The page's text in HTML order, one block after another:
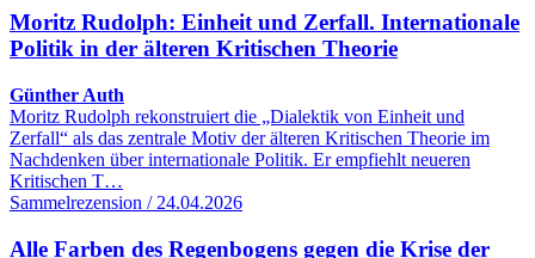
Moritz Rudolph: Einheit und Zerfall. Internationale
Politik in der älteren Kritischen Theorie
Günther Auth
Moritz Rudolph rekonstruiert die „Dialektik von Einheit und
Zerfall“ als das zentrale Motiv der älteren Kritischen Theorie im
Nachdenken über internationale Politik. Er empfiehlt neueren
Kritischen T…
Sammelrezension / 24.04.2026
Alle Farben des Regenbogens gegen die Krise der